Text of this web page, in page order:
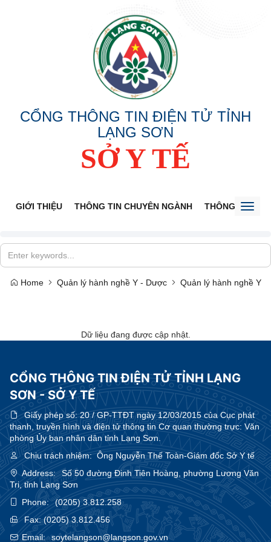
CỔNG THÔNG TIN ĐIỆN TỬ TỈNH
LẠNG SƠN
SỞ Y TẾ
GIỚI THIỆU THÔNG TIN CHUYÊN NGÀNH THÔNG BÁO
Home Quản lý hành nghề Y - Dược Quản lý hành nghề Y
Dữ liệu đang được cập nhật.
CỔNG THÔNG TIN ĐIỆN TỬ TỈNH LẠNG
SƠN - SỞ Y TẾ
Giấy phép số:20 / GP-TTĐT ngày 12/03/2015 của Cục phát
thanh, truyền hình và điện tử thông tin Cơ quan thường trực: Văn
phòng Ủy ban nhân dân tỉnh Lạng Sơn.
Chịu trách nhiệm:Ông Nguyễn Thế Toàn-Giám đốc Sở Y tế
Address:
Số 50 đường Đinh Tiên Hoàng, phường Lương Văn
Tri, tỉnh Lạng Sơn
Phone:
(0205) 3.812.258
Fax:(0205) 3.812.456
Email:
soytelangson@langson.gov.vn